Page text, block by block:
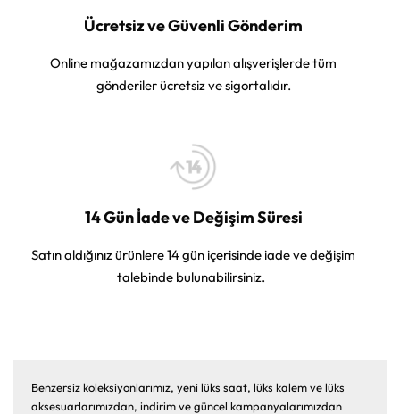
Ücretsiz ve Güvenli Gönderim
Online mağazamızdan yapılan alışverişlerde tüm
gönderiler ücretsiz ve sigortalıdır.
14 Gün İade ve Değişim Süresi
Satın aldığınız ürünlere 14 gün içerisinde iade ve değişim
talebinde bulunabilirsiniz.
Benzersiz koleksiyonlarımız, yeni lüks saat, lüks kalem ve lüks
aksesuarlarımızdan, indirim ve güncel kampanyalarımızdan